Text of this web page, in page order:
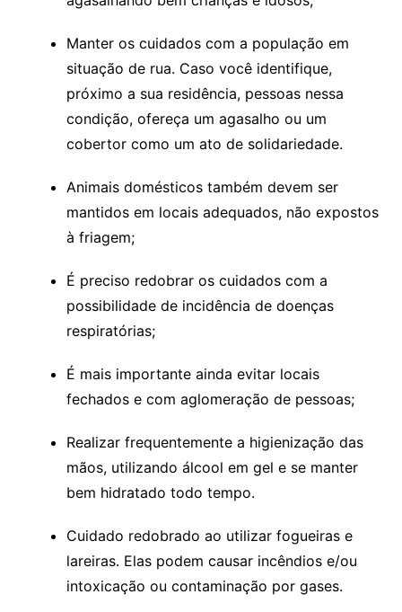
Manter os cuidados com a população em
situação de rua. Caso você identifique,
próximo a sua residência, pessoas nessa
condição, ofereça um agasalho ou um
cobertor como um ato de solidariedade.
Animais domésticos também devem ser
mantidos em locais adequados, não expostos
à friagem;
É preciso redobrar os cuidados com a
possibilidade de incidência de doenças
respiratórias;
É mais importante ainda evitar locais
fechados e com aglomeração de pessoas;
Realizar frequentemente a higienização das
mãos, utilizando álcool em gel e se manter
bem hidratado todo tempo.
Cuidado redobrado ao utilizar fogueiras e
lareiras. Elas podem causar incêndios e/ou
intoxicação ou contaminação por gases.